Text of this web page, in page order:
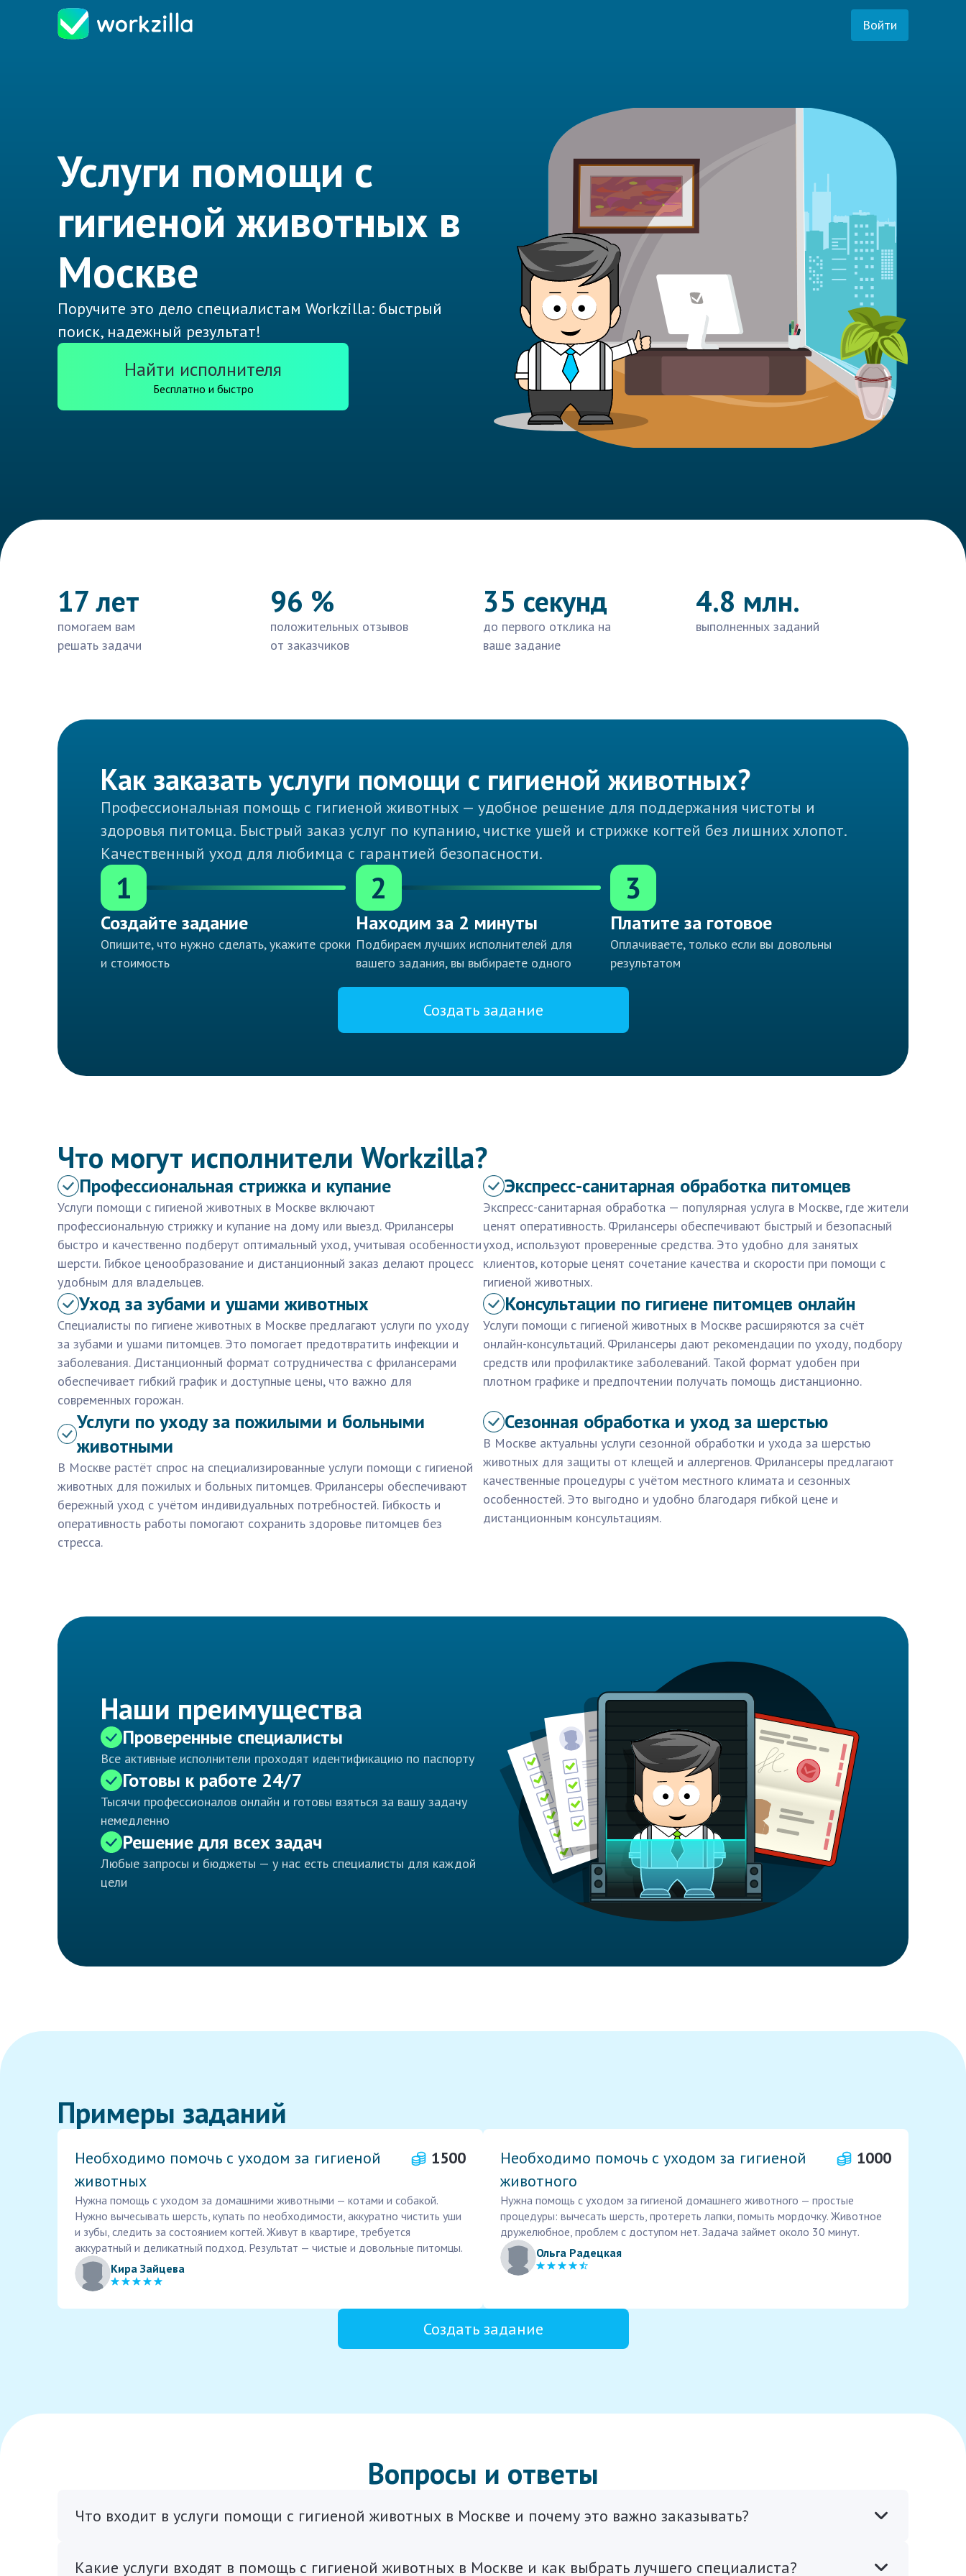
Войти
Услуги помощи с
гигиеной животных в
Москве
Поручите это дело специалистам Workzilla: быстрый
поиск, надежный результат!
Найти исполнителя
Бесплатно и быстро
17 лет
помогаем вам
решать задачи
96 %
положительных отзывов
от заказчиков
35 секунд
до первого отклика на
ваше задание
4.8 млн.
выполненных заданий
Как заказать услуги помощи с гигиеной животных?
Профессиональная помощь с гигиеной животных — удобное решение для поддержания чистоты и
здоровья питомца. Быстрый заказ услуг по купанию, чистке ушей и стрижке когтей без лишних хлопот.
Качественный уход для любимца с гарантией безопасности.
1
Создайте задание
Опишите, что нужно сделать, укажите сроки
и стоимость
2
Находим за 2 минуты
Подбираем лучших исполнителей для
вашего задания, вы выбираете одного
3
Платите за готовое
Оплачиваете, только если вы довольны
результатом
Создать задание
Что могут исполнители Workzilla?
Профессиональная стрижка и купание
Услуги помощи с гигиеной животных в Москве включают
профессиональную стрижку и купание на дому или выезд. Фрилансеры
быстро и качественно подберут оптимальный уход, учитывая особенности
шерсти. Гибкое ценообразование и дистанционный заказ делают процесс
удобным для владельцев.
Экспресс-санитарная обработка питомцев
Экспресс-санитарная обработка — популярная услуга в Москве, где жители
ценят оперативность. Фрилансеры обеспечивают быстрый и безопасный
уход, используют проверенные средства. Это удобно для занятых
клиентов, которые ценят сочетание качества и скорости при помощи с
гигиеной животных.
Уход за зубами и ушами животных
Специалисты по гигиене животных в Москве предлагают услуги по уходу
за зубами и ушами питомцев. Это помогает предотвратить инфекции и
заболевания. Дистанционный формат сотрудничества с фрилансерами
обеспечивает гибкий график и доступные цены, что важно для
современных горожан.
Консультации по гигиене питомцев онлайн
Услуги помощи с гигиеной животных в Москве расширяются за счёт
онлайн-консультаций. Фрилансеры дают рекомендации по уходу, подбору
средств или профилактике заболеваний. Такой формат удобен при
плотном графике и предпочтении получать помощь дистанционно.
Услуги по уходу за пожилыми и больными
животными
В Москве растёт спрос на специализированные услуги помощи с гигиеной
животных для пожилых и больных питомцев. Фрилансеры обеспечивают
бережный уход с учётом индивидуальных потребностей. Гибкость и
оперативность работы помогают сохранить здоровье питомцев без
стресса.
Сезонная обработка и уход за шерстью
В Москве актуальны услуги сезонной обработки и ухода за шерстью
животных для защиты от клещей и аллергенов. Фрилансеры предлагают
качественные процедуры с учётом местного климата и сезонных
особенностей. Это выгодно и удобно благодаря гибкой цене и
дистанционным консультациям.
Наши преимущества
Проверенные специалисты
Все активные исполнители проходят идентификацию по паспорту
Готовы к работе 24/7
Тысячи профессионалов онлайн и готовы взяться за вашу задачу
немедленно
Решение для всех задач
Любые запросы и бюджеты — у нас есть специалисты для каждой
цели
Примеры заданий
Необходимо помочь с уходом за гигиеной
животных
1500
Нужна помощь с уходом за домашними животными — котами и собакой.
Нужно вычесывать шерсть, купать по необходимости, аккуратно чистить уши
и зубы, следить за состоянием когтей. Живут в квартире, требуется
аккуратный и деликатный подход. Результат — чистые и довольные питомцы.
Кира Зайцева
Необходимо помочь с уходом за гигиеной
животного
1000
Нужна помощь с уходом за гигиеной домашнего животного — простые
процедуры: вычесать шерсть, протереть лапки, помыть мордочку. Животное
дружелюбное, проблем с доступом нет. Задача займет около 30 минут.
Ольга Радецкая
Создать задание
Вопросы и ответы
Что входит в услуги помощи с гигиеной животных в Москве и почему это важно заказывать?
Какие услуги входят в помощь с гигиеной животных в Москве и как выбрать лучшего специалиста?